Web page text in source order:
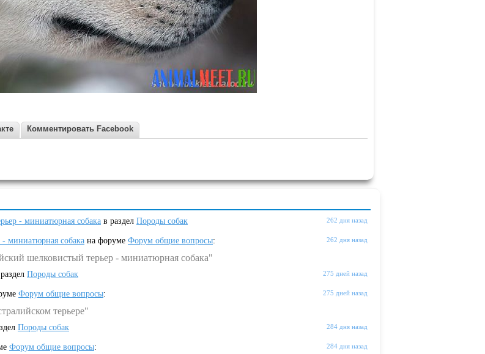
Комментировать Facebook
262 дня назад
- миниатюрная собака в раздел Породы собак
262 дня назад
миниатюрная собака на форуме Форум общие вопросы:
шелковистый терьер - миниатюрная собака"
275 дней назад
Породы собак
275 дней назад
Форум общие вопросы:
терьере"
284 дня назад
Породы собак
284 дня назад
Форум общие вопросы: